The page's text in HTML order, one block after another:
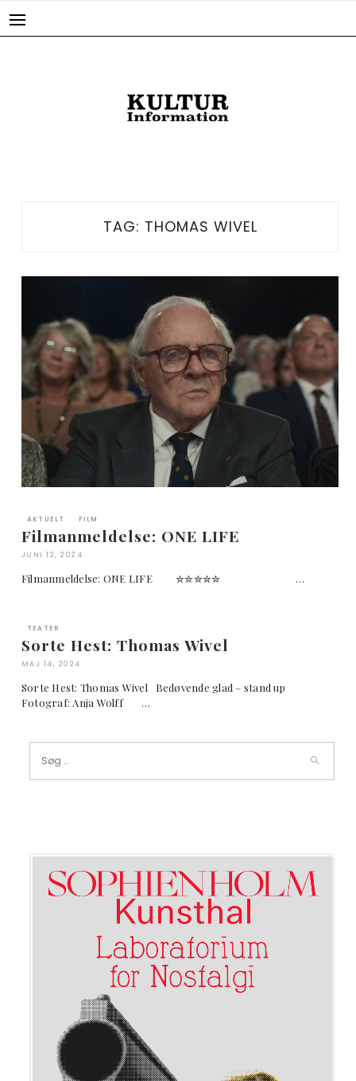
TAG: THOMAS WIVEL
AKTUELT FILM
Filmanmeldelse: ONE LIFE
JUNI 12, 2024
Filmanmeldelse: ONE LIFE ✮✮✮✮✮ …
TEATER
Sorte Hest: Thomas Wivel
MAJ 14, 2024
Sorte Hest: Thomas Wivel Bedøvende glad – stand up
Fotograf: Anja Wolff …